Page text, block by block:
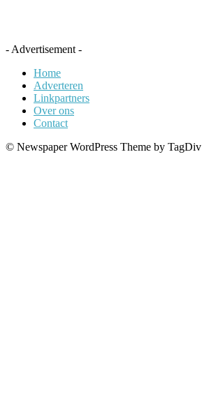
- Advertisement -
Home
Adverteren
Linkpartners
Over ons
Contact
© Newspaper WordPress Theme by TagDiv